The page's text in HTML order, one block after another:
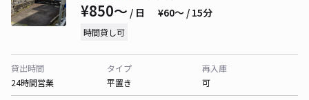
¥850〜 / 日 ¥60〜 / 15分
時間貸し可
貸出時間
24時間営業
タイプ
平置き
再入庫
可